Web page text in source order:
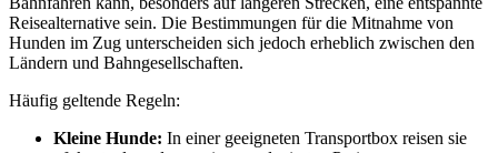
Reisealternative sein. Die Bestimmungen für die Mitnahme von
Hunden im Zug unterscheiden sich jedoch erheblich zwischen den
Ländern und Bahngesellschaften.
Häufig geltende Regeln:
Kleine Hunde: In einer geeigneten Transportbox reisen sie